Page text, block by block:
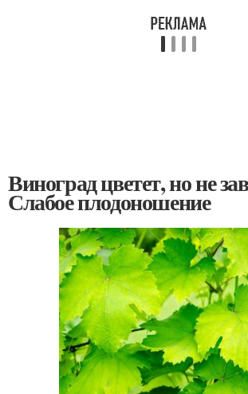
Виноград цветет, но не
Слабое плодоношение